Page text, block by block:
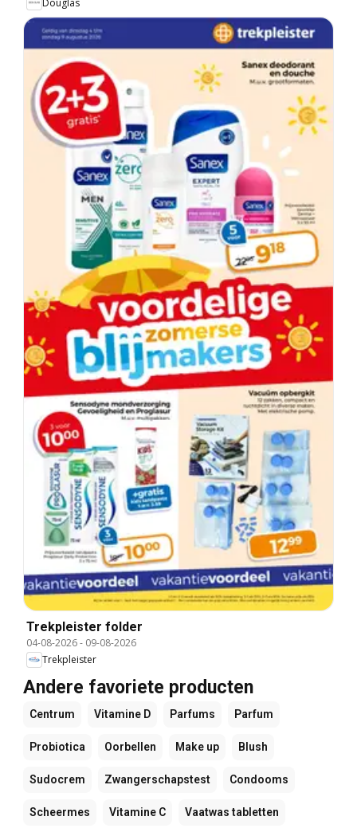
Trekpleister folder
04-08-2026- 09-08-2026
Trekpleister
Andere favoriete producten
Centrum Vitamine D Parfums Parfum
Probiotica Oorbellen Make up Blush
Sudocrem Zwangerschapstest Condooms
Scheermes Vitamine C Vaatwas tabletten